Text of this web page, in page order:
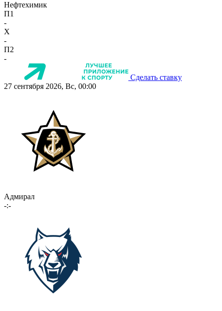
Нефтехимик
П1
-
X
-
П2
-
Сделать ставку
27 сентября 2026, Вс, 00:00
Адмирал
-:-